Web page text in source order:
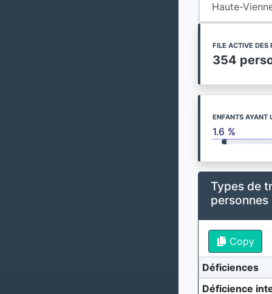
Haute-
FILE ACTIVE DES
354
ENFANTS AYANT
1.6 %
Types de
Copy
Déficiences
Déficience